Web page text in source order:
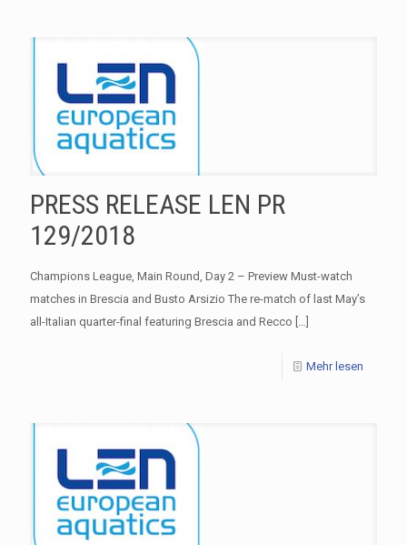
PRESS RELEASE LEN PR
129/2018
Champions League, Main Round, Day 2 – Preview Must-watch
matches in Brescia and Busto Arsizio The re-match of last May’s
all-Italian quarter-final featuring Brescia and Recco […]
Mehr lesen